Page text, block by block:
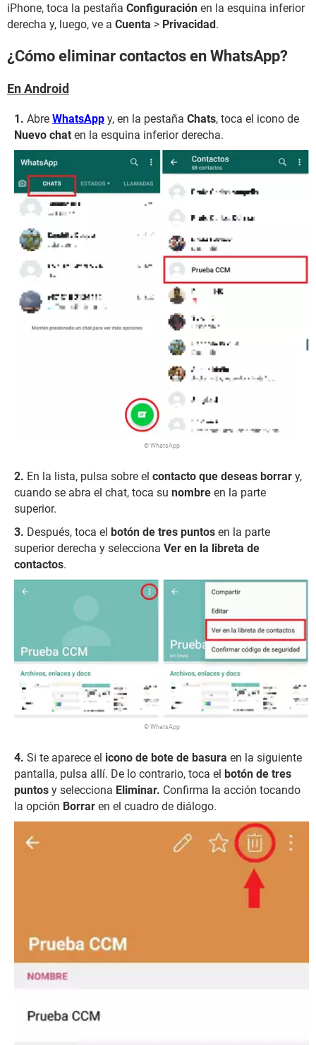
iPhone, toca la pestaña Configuración en la esquina inferior
derecha y, luego, ve a Cuenta > Privacidad.
¿Cómo eliminar contactos en WhatsApp?
En Android
Abre WhatsApp y, en la pestaña Chats, toca el icono de
Nuevo chat en la esquina inferior derecha.
© WhatsApp
En la lista, pulsa sobre el contacto que deseas borrar y,
cuando se abra el chat, toca su nombre en la parte
superior.
Después, toca el botón de tres puntos en la parte
superior derecha y selecciona Ver en la libreta de
contactos.
© WhatsApp
Si te aparece el icono de bote de basura en la siguiente
pantalla, pulsa allí. De lo contrario, toca el botón de tres
puntos y selecciona Eliminar. Confirma la acción tocando
la opción Borrar en el cuadro de diálogo.